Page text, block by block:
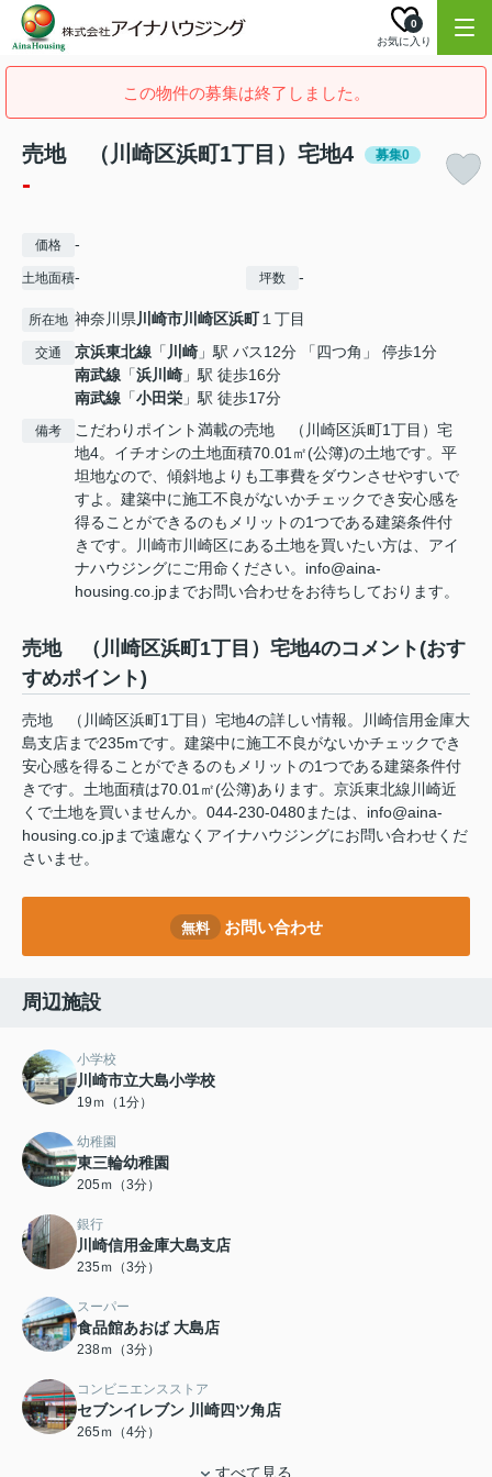
お気に入り
0
この物件の募集は終了しました。
売地 （川崎区浜町1丁目）宅地4 募集0
-
価格 -
土地面積- 坪数 -
所在地 神奈川県川崎市川崎区浜町１丁目
交通 京浜東北線 「 川崎 」駅 バス12分 「四つ角」 停歩1分
南武線 「浜川崎 」駅 徒歩16分
南武線 「小田栄 」駅 徒歩17分
備考
こだわりポイント満載の売地 （川崎区浜町1丁目）宅
地4。イチオシの土地面積70.01㎡(公簿)の土地です。平
坦地なので、傾斜地よりも工事費をダウンさせやすいで
すよ。建築中に施工不良がないかチェックでき安心感を
得ることができるのもメリットの1つである建築条件付
きです。川崎市川崎区にある土地を買いたい方は、アイ
ナハウジングにご用命ください。info@aina-
housing.co.jpまでお問い合わせをお待ちしております。
売地 （川崎区浜町1丁目）宅地4のコメント(おす
すめポイント)
売地 （川崎区浜町1丁目）宅地4の詳しい情報。川崎信用金庫大
島支店まで235mです。建築中に施工不良がないかチェックでき
安心感を得ることができるのもメリットの1つである建築条件付
きです。土地面積は70.01㎡(公簿)あります。京浜東北線川崎近
くで土地を買いませんか。044-230-0480または、info@aina-
housing.co.jpまで遠慮なくアイナハウジングにお問い合わせくだ
さいませ。
無料 お問い合わせ
周辺施設
小学校
川崎市立大島小学校
19ｍ（1分）
幼稚園
東三輪幼稚園
205ｍ（3分）
銀行
川崎信用金庫大島支店
235ｍ（3分）
スーパー
食品館あおば 大島店
238ｍ（3分）
コンビニエンスストア
セブンイレブン 川崎四ツ角店
265ｍ（4分）
すべて見る